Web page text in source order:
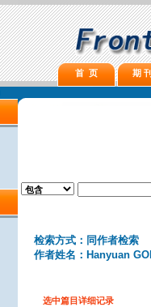
首 页 期
检索方式：同作者检索
作者姓名：Hanyuan
选中篇目详细记录